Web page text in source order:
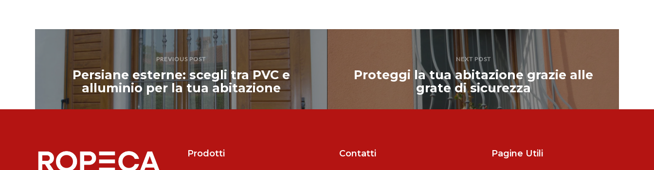
PREVIOUS POST
Persiane esterne: scegli tra PVC e
alluminio per la tua abitazione
NEXT POST
Proteggi la tua abitazione grazie alle
grate di sicurezza
Prodotti Contatti Pagine Utili